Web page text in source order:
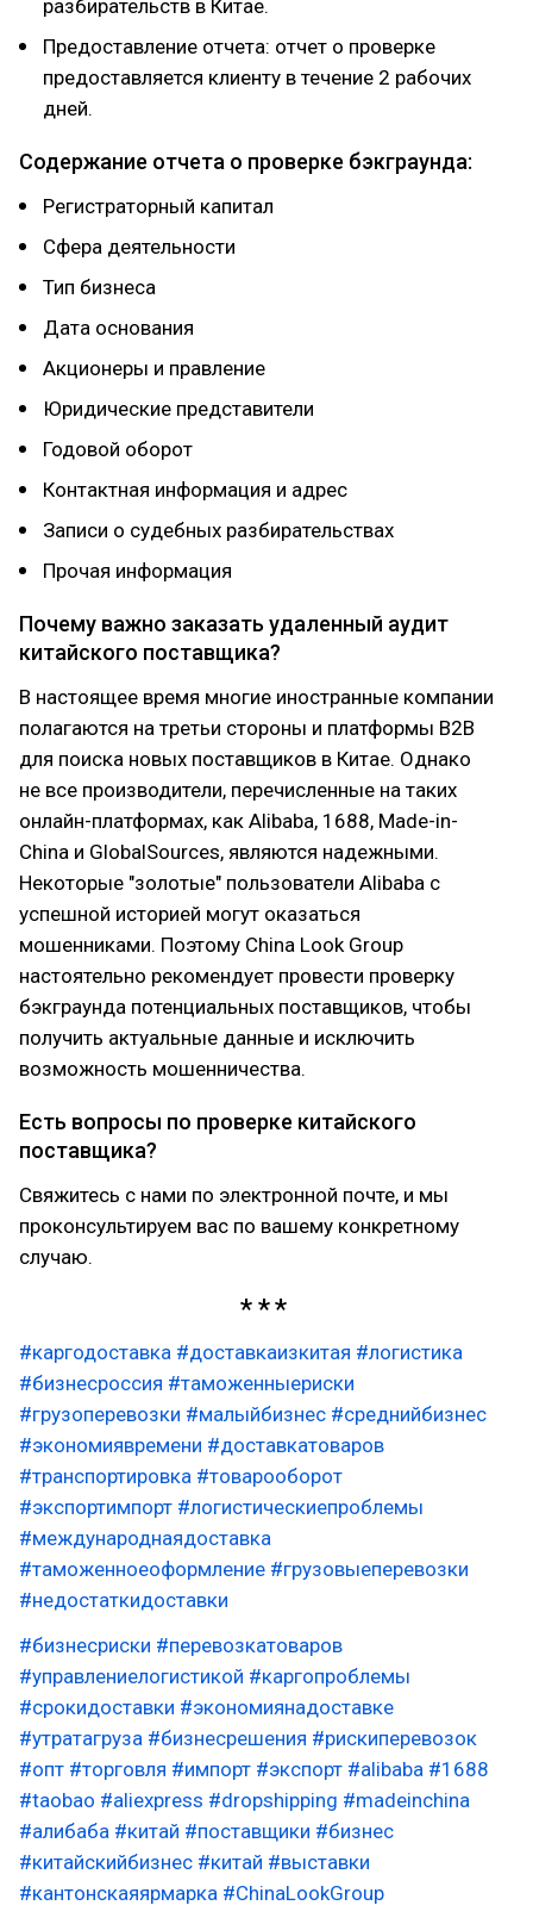
разбирательств в Китае.
Предоставление отчета: отчет о проверке
предоставляется клиенту в течение 2 рабочих
дней.
Содержание отчета о проверке бэкграунда:
Регистраторный капитал
Сфера деятельности
Тип бизнеса
Дата основания
Акционеры и правление
Юридические представители
Годовой оборот
Контактная информация и адрес
Записи о судебных разбирательствах
Прочая информация
Почему важно заказать удаленный аудит
китайского поставщика?
В настоящее время многие иностранные компании
полагаются на третьи стороны и платформы B2B
для поиска новых поставщиков в Китае. Однако
не все производители, перечисленные на таких
онлайн-платформах, как Alibaba, 1688, Made-in-
China и GlobalSources, являются надежными.
Некоторые "золотые" пользователи Alibaba с
успешной историей могут оказаться
мошенниками. Поэтому China Look Group
настоятельно рекомендует провести проверку
бэкграунда потенциальных поставщиков, чтобы
получить актуальные данные и исключить
возможность мошенничества.
Есть вопросы по проверке китайского
поставщика?
Свяжитесь с нами по электронной почте, и мы
проконсультируем вас по вашему конкретному
случаю.
#каргодоставка #доставкаизкитая #логистика
#бизнесроссия #таможенныериски
#грузоперевозки #малыйбизнес #среднийбизнес
#экономиявремени #доставкатоваров
#транспортировка #товарооборот
#экспортимпорт #логистическиепроблемы
#международнаядоставка
#таможенноеоформление #грузовыеперевозки
#недостаткидоставки
#бизнесриски #перевозкатоваров
#управлениелогистикой #каргопроблемы
#срокидоставки #экономиянадоставке
#утратагруза #бизнесрешения #рискиперевозок
#опт #торговля #импорт #экспорт #alibaba #1688
#taobao #aliexpress #dropshipping #madeinchina
#алибаба #китай #поставщики #бизнес
#китайскийбизнес #китай #выставки
#кантонскаяярмарка #ChinaLookGroup